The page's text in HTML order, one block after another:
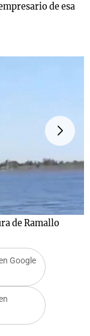
de esa
de Ramallo
Google
Notas
Sole en
3